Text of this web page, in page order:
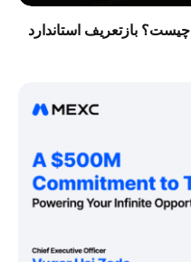
آلفا تریدر MEXC Alpha Trader چیست؟ بازتعریف استاندارد